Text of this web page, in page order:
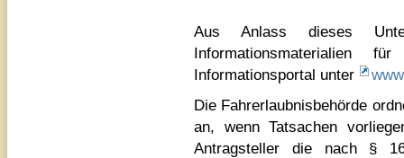
Aus Anlass dieses
Informationsmaterialien
Informationsportal unter
Die Fahrerlaubnisbehörde
an, wenn Tatsachen
Antragsteller die nach §